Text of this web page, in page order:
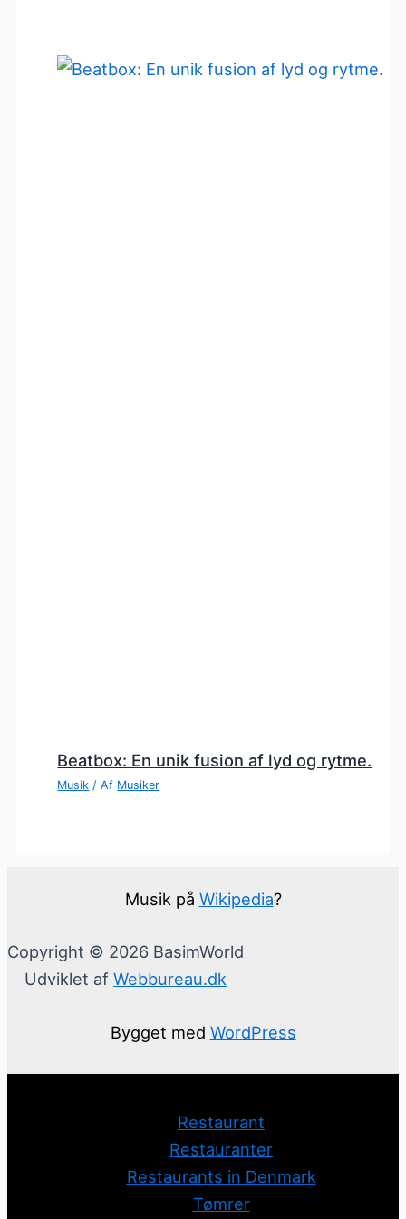
Beatbox: En unik fusion af lyd og rytme.
Musik / Af Musiker
Musik på Wikipedia?
Copyright © 2026 BasimWorld
Udviklet af Webbureau.dk
Bygget med WordPress
Restaurant
Restauranter
Restaurants in Denmark
Tømrer